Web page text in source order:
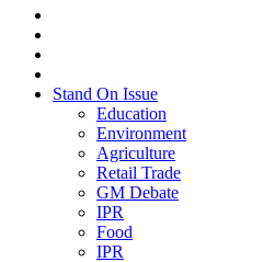
Stand On Issue
Education
Environment
Agriculture
Retail Trade
GM Debate
IPR
Food
IPR